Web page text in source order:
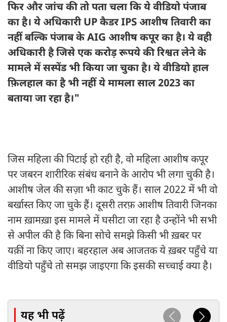
फिर और जांच की तो पता चला कि ये वीडियो पंजाब
का है। ये अधिकारी UP कैडर IPS आशीष तिवारी का
नहीं बल्कि पंजाब के AIG आशीष कपूर का है। ये वही
अधिकारी है जिसे एक करोड़ रूपये की रिश्वत लेने के
मामले में सस्पेंड भी किया जा चुका है। ये वीडियो हाल
फ़िलहाल का है भी नहीं ये मामला साल 2023 का
बताया जा रहा है।"
जिस महिला की पिटाई हो रही है, वो महिला आशीष कपूर
पर जबरन शारीरिक संबंध बनाने के आरोप भी लगा चुकी है।
आशीष जेल की सज़ा भी काट चुके हैं। साल 2022 में भी वो
बर्खास्त किए जा चुके हैं। दूसरी तरफ़ आशीष तिवारी जिनका
नाम ख़ामख़ा इस मामले में घसीटा जा रहा है उन्होंने भी सभी
से अपील की है कि बिना सोचे समझे किसी भी ख़बर पर
यक़ीं ना किए जाए। बहरहाल अब आजतक ये ख़बर पहुँचे या
वीडियो पहुँचे तो समझ जाइएगा कि इसकी सच्चाई क्या है।
यह भी पढ़ें